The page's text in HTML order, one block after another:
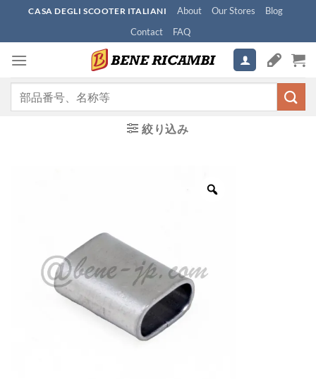
content
CASA DEGLI SCOOTER ITALIANI About Our Stores
Blog
Contact
FAQ
絞り込み